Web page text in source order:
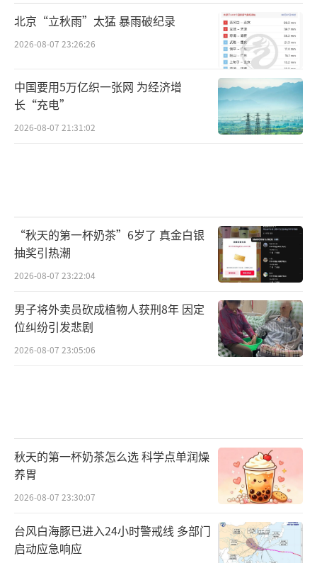
北京“立秋雨”太猛 暴雨破纪录
2026-08-07 23:26:26
中国要用5万亿织一张网 为经济增
长“充电”
2026-08-07 21:31:02
“秋天的第一杯奶茶”6岁了 真金白银
抽奖引热潮
2026-08-07 23:22:04
男子将外卖员砍成植物人获刑8年 因定
位纠纷引发悲剧
2026-08-07 23:05:06
秋天的第一杯奶茶怎么选 科学点单润燥
养胃
2026-08-07 23:30:07
台风白海豚已进入24小时警戒线 多部门
启动应急响应